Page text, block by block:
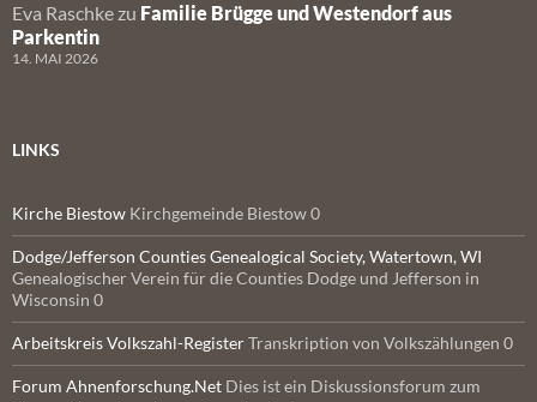
Eva Raschke zu Familie Brügge und Westendorf aus
Parkentin
14. MAI 2026
LINKS
Kirche Biestow Kirchgemeinde Biestow 0
Dodge/Jefferson Counties Genealogical Society, Watertown, WI
Genealogischer Verein für die Counties Dodge und Jefferson in
Wisconsin 0
Arbeitskreis Volkszahl-RegisterTranskription von Volkszählungen 0
Forum Ahnenforschung.Net Dies ist ein Diskussionsforum zum